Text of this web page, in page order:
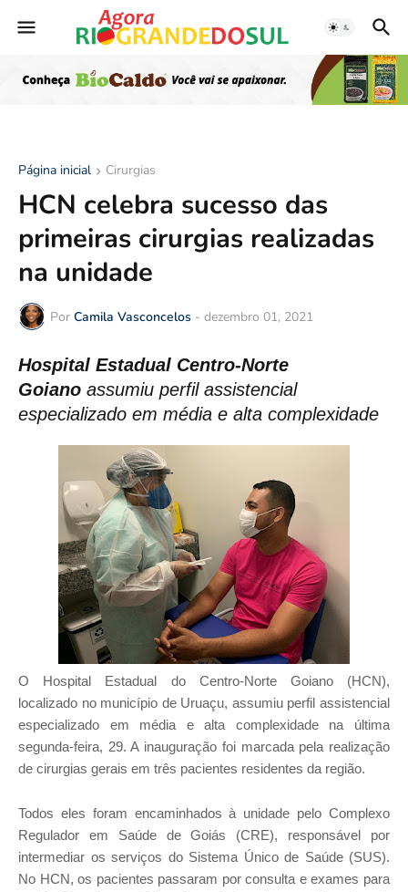
Página inicial Cirurgias
HCN celebra sucesso das
primeiras cirurgias realizadas
na unidade
Por Camila Vasconcelos - dezembro 01, 2021
Hospital Estadual Centro-Norte
Goiano assumiu perfil assistencial
especializado em média e alta complexidade
O Hospital Estadual do Centro-Norte Goiano (HCN),
localizado no município de Uruaçu, assumiu perfil assistencial
especializado em média e alta complexidade na última
segunda-feira, 29. A inauguração foi marcada pela realização
de cirurgias gerais em três pacientes residentes da região.
Todos eles foram encaminhados à unidade pelo Complexo
Regulador em Saúde de Goiás (CRE), responsável por
intermediar os serviços do Sistema Único de Saúde (SUS).
No HCN, os pacientes passaram por consulta e exames para